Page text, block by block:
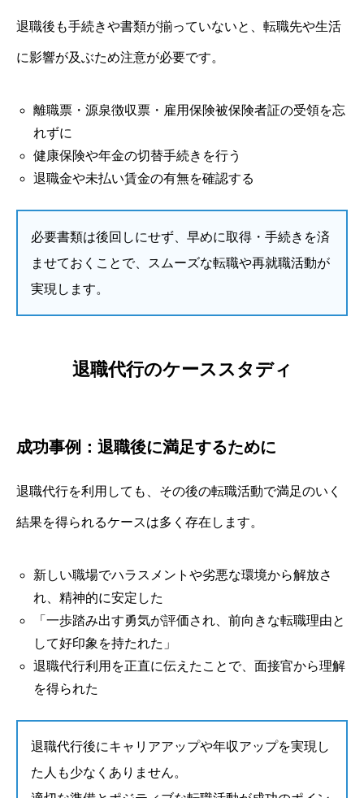
退職後も手続きや書類が揃っていないと、転職先や生活
に影響が及ぶため注意が必要です。
離職票・源泉徴収票・雇用保険被保険者証の受領を忘
れずに
健康保険や年金の切替手続きを行う
退職金や未払い賃金の有無を確認する
必要書類は後回しにせず、早めに取得・手続きを済
ませておくことで、スムーズな転職や再就職活動が
実現します。
退職代行のケーススタディ
成功事例：退職後に満足するために
退職代行を利用しても、その後の転職活動で満足のいく
結果を得られるケースは多く存在します。
新しい職場でハラスメントや劣悪な環境から解放さ
れ、精神的に安定した
「一歩踏み出す勇気が評価され、前向きな転職理由と
して好印象を持たれた」
退職代行利用を正直に伝えたことで、面接官から理解
を得られた
退職代行後にキャリアアップや年収アップを実現し
た人も少なくありません。